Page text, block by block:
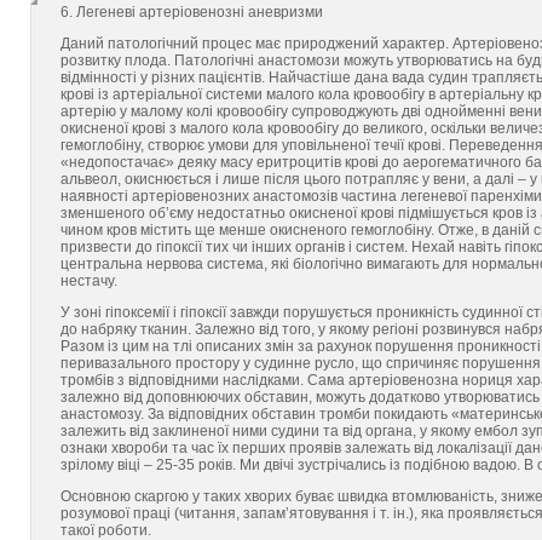
6. Легеневі артеріовенозні аневризми
Даний патологічний процес має природжений характер.
розвитку плода. Патологічні анастомози можуть утворюватись на
відмінності у різних пацієнтів. Найчастіше дана вада судин
крові із артеріальної системи малого кола кровообігу в
артерію у малому колі кровообігу супроводжують дві однойменні
окисненої крові з малого кола кровообігу до великого, оскільки
гемоглобіну, створює умови для уповільненої течії крові.
«недопостачає» деяку масу еритроцитів крові до аерогематичного
альвеол, окиснюється і лише після цього потрапляє у вени, а далі –
наявності артеріовенозних анастомозів частина легеневої
зменшеного об’єму недостатньо окисненої крові підмішується кров
чином кров містить ще менше окисненого гемоглобіну. Отже, в даній
призвести до гіпоксії тих чи інших органів і систем. Нехай навіть
центральна нервова система, які біологічно вимагають для
нестачу.
У зоні гіпоксемії і гіпоксії завжди порушується проникність
до набряку тканин. Залежно від того, у якому регіоні розвинувся
Разом із цим на тлі описаних змін за рахунок порушення
перивазального простору у судинне русло, що спричиняє порушення
тромбів з відповідними наслідками. Сама артеріовенозна нориця
залежно від доповнюючих обставин, можуть додатково
анастомозу. За відповідних обставин тромби покидають
залежить від заклиненої ними судини та від органа, у якому ембол
ознаки хвороби та час їх перших проявів залежать від локалізації
зрілому віці – 25-35 років. Ми двічі зустрічались із подібною вадою.
Основною скаргою у таких хворих буває швидка втомлюваність,
розумової праці (читання, запам’ятовування і т. ін.), яка
такої роботи.